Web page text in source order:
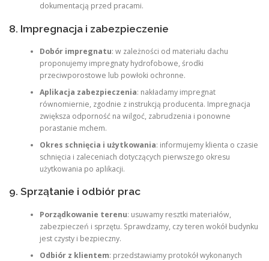
dokumentacją przed pracami.
8. Impregnacja i zabezpieczenie
Dobór impregnatu: w zależności od materiału dachu
proponujemy impregnaty hydrofobowe, środki
przeciwporostowe lub powłoki ochronne.
Aplikacja zabezpieczenia: nakładamy impregnat
równomiernie, zgodnie z instrukcją producenta. Impregnacja
zwiększa odporność na wilgoć, zabrudzenia i ponowne
porastanie mchem.
Okres schnięcia i użytkowania: informujemy klienta o czasie
schnięcia i zaleceniach dotyczących pierwszego okresu
użytkowania po aplikacji.
9. Sprzątanie i odbiór prac
Porządkowanie terenu: usuwamy resztki materiałów,
zabezpieczeń i sprzętu. Sprawdzamy, czy teren wokół budynku
jest czysty i bezpieczny.
Odbiór z klientem: przedstawiamy protokół wykonanych